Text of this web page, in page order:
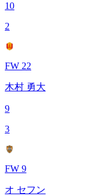
10
2
FW 22
木村 勇大
9
3
FW 9
オ セフン